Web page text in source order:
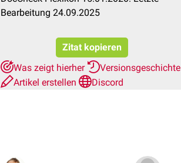
Bearbeitung 24.09.2025
Zitat kopieren
Was zeigt hierher
Versionsgeschichte
Artikel erstellen
Discord